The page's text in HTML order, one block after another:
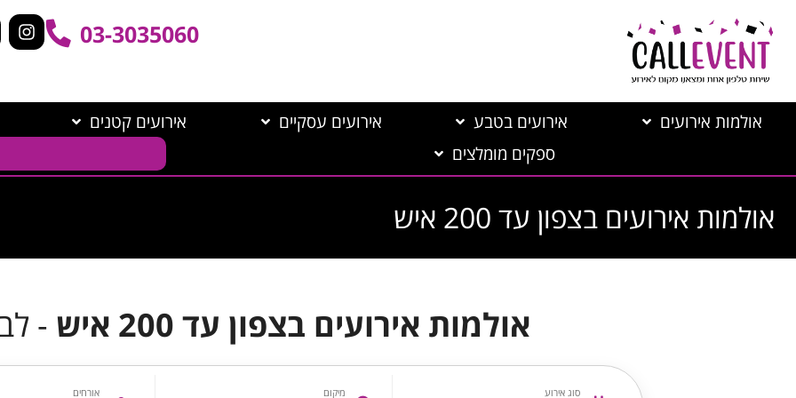
03-3035060
אולמות אירועים אירועים בטבע אירועים עסקיים אירועים קטנים
ספקים מומלצים
אולמות אירועים בצפון עד 200 איש
אולמות אירועים בצפון עד 200 איש -
סוג אירוע מיקום אורחים